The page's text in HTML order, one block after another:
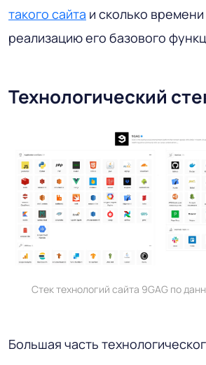
такого сайта и сколько
реализацию его базового
Технологический
Стек технологий сайта 9GAG по
Большая часть